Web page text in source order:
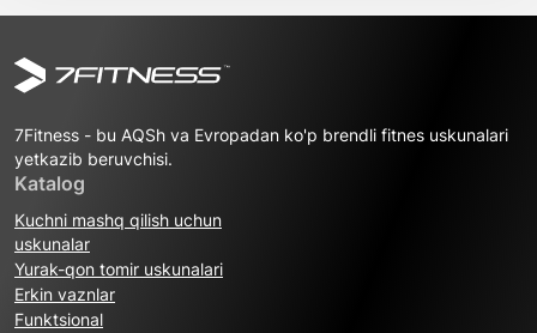
7Fitness - bu AQSh va Evropadan ko'p brendli fitnes uskunalari
yetkazib beruvchisi.
Katalog
Kuchni mashq qilish uchun
uskunalar
Yurak-qon tomir uskunalari
Erkin vaznlar
Funktsional